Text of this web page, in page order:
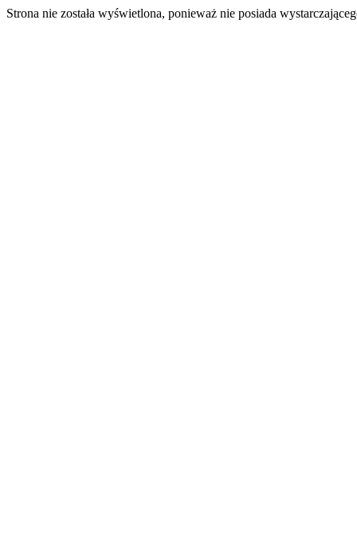
Strona nie została wyświetlona, ponieważ nie posiada